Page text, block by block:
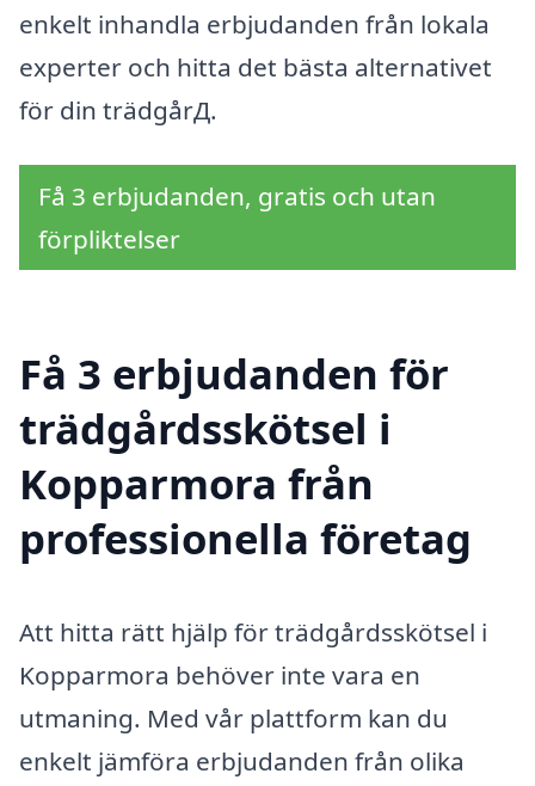
enkelt inhandla erbjudanden från lokala
experter och hitta det bästa alternativet
för din trädgårД.
Få 3 erbjudanden, gratis och utan
förpliktelser
Få 3 erbjudanden för
trädgårdsskötsel i
Kopparmora från
professionella företag
Att hitta rätt hjälp för trädgårdsskötsel i
Kopparmora behöver inte vara en
utmaning. Med vår plattform kan du
enkelt jämföra erbjudanden från olika